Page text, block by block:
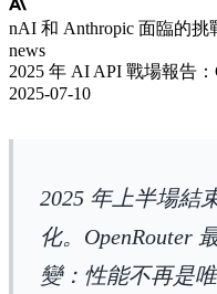
nAI 和 Anthropic 面臨的挑
news
2025 年 AI API 戰場報告
2025-07-10
2025 年上半場結
化。OpenRouter
變：性能不再是